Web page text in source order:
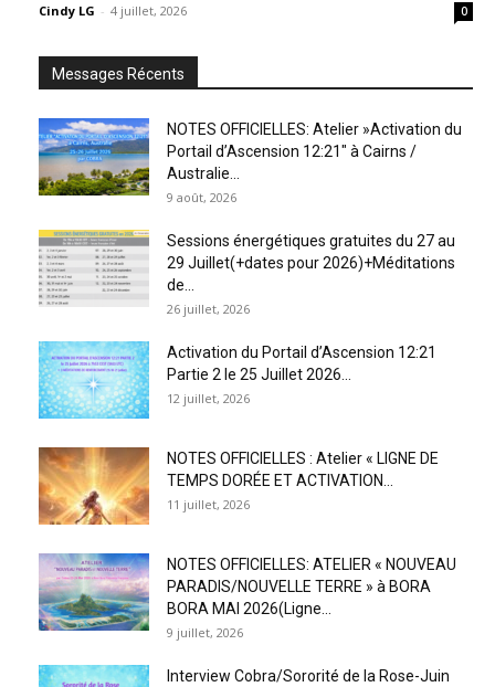
Cindy LG - 4 juillet, 2026 0
Messages Récents
NOTES OFFICIELLES: Atelier »Activation du
Portail d’Ascension 12:21″ à Cairns /
Australie...
9 août, 2026
Sessions énergétiques gratuites du 27 au
29 Juillet(+dates pour 2026)+Méditations
de...
26 juillet, 2026
Activation du Portail d’Ascension 12:21
Partie 2 le 25 Juillet 2026...
12 juillet, 2026
NOTES OFFICIELLES : Atelier « LIGNE DE
TEMPS DORÉE ET ACTIVATION...
11 juillet, 2026
NOTES OFFICIELLES: ATELIER « NOUVEAU
PARADIS/NOUVELLE TERRE » à BORA
BORA MAI 2026(Ligne...
9 juillet, 2026
Interview Cobra/Sororité de la Rose-Juin